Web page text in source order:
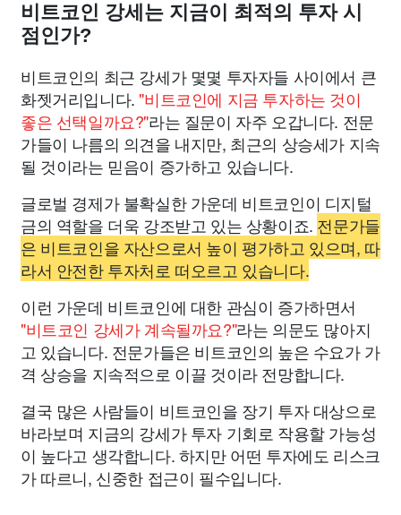
비트코인 강세는 지금이 최적의 투자 시
점인가?
비트코인의 최근 강세가 몇몇 투자자들 사이에서 큰
화젯거리입니다. "비트코인에 지금 투자하는 것이
좋은 선택일까요?"라는 질문이 자주 오갑니다. 전문
가들이 나름의 의견을 내지만, 최근의 상승세가 지속
될 것이라는 믿음이 증가하고 있습니다.
글로벌 경제가 불확실한 가운데 비트코인이 디지털
금의 역할을 더욱 강조받고 있는 상황이죠. 전문가들
은 비트코인을 자산으로서 높이 평가하고 있으며, 따
라서 안전한 투자처로 떠오르고 있습니다.
이런 가운데 비트코인에 대한 관심이 증가하면서
"비트코인 강세가 계속될까요?"라는 의문도 많아지
고 있습니다. 전문가들은 비트코인의 높은 수요가 가
격 상승을 지속적으로 이끌 것이라 전망합니다.
결국 많은 사람들이 비트코인을 장기 투자 대상으로
바라보며 지금의 강세가 투자 기회로 작용할 가능성
이 높다고 생각합니다. 하지만 어떤 투자에도 리스크
가 따르니, 신중한 접근이 필수입니다.